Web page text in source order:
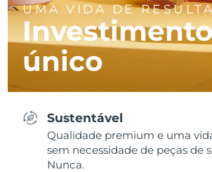
UMA VIDA DE
único
Sustentável
Qualidade premium e uma
sem necessidade de peças de
Nunca.